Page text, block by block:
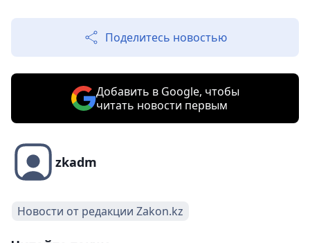
Поделитесь новостью
Добавить в Google, чтобы
читать новости первым
zkadm
Новости от редакции Zakon.kz